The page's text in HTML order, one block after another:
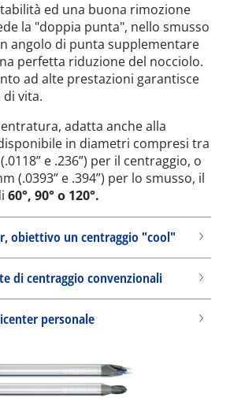
ed una buona rimozione
la "doppia punta", nello smusso
angolo di punta supplementare
perfetta riduzione del nocciolo.
ad alte prestazioni garantisce
vita.
adatta anche alla
in diametri compresi tra
e .236”) per il centraggio, o
(.0393” e .394”) per lo smusso, il
60°, 90° o 120°.
obiettivo un centraggio "cool"
di centraggio convenzionali
personale